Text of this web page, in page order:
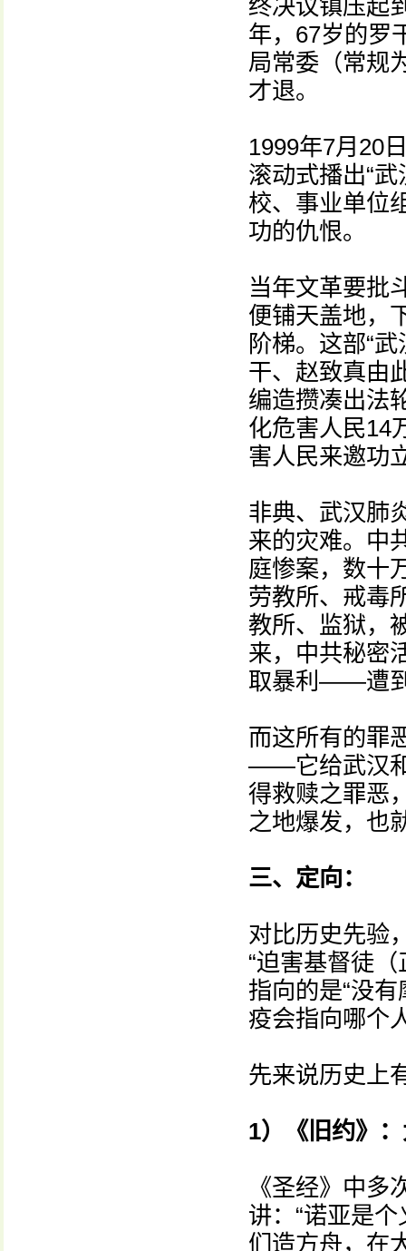
终决议镇压起
年，67岁的
局常委（常规
才退。
1999年7月20
滚动式播出“
校、事业单位
功的仇恨。
当年文革要批
便铺天盖地，
阶梯。这部“
干、赵致真由
编造攒凑出法
化危害人民14
害人民来邀功
非典、武汉肺
来的灾难。中
庭惨案，数十
劳教所、戒毒
教所、监狱，
来，中共秘密
取暴利——遭
而这所有的罪
——它给武汉和
得救赎之罪恶
之地爆发，也
三、定向：
对比历史先验
“迫害基督徒
指向的是“没
疫会指向哪个
先来说历史上
1）《旧约》
《圣经》中多
讲：“诺亚是
们造方舟，在